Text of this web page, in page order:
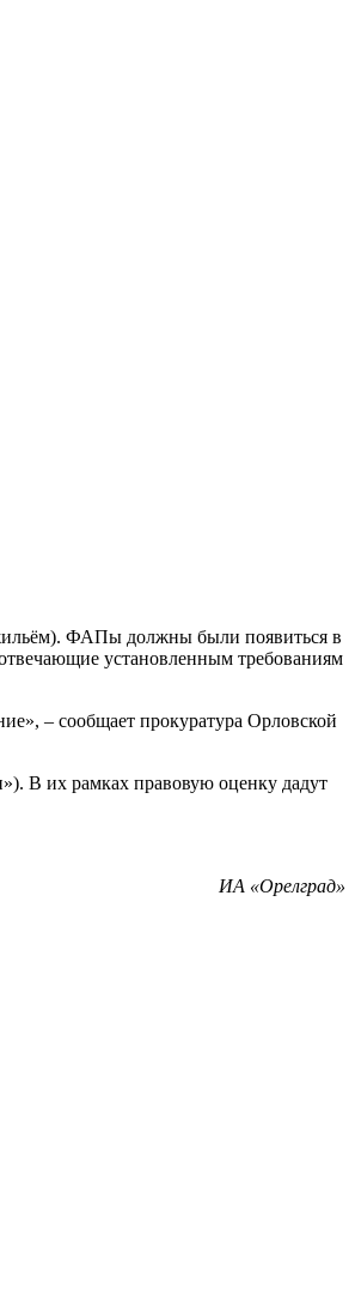
жильём). ФАПы должны были появиться в
установленным требованиям
– сообщает прокуратура Орловской
В их рамках правовую оценку дадут
ИА «Орелград»